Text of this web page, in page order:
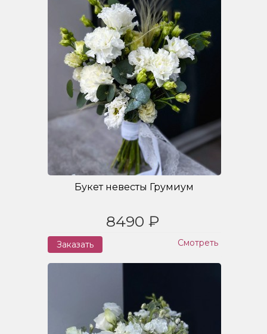
Букет невесты Грумиум
8490 ₽
Заказать Смотреть